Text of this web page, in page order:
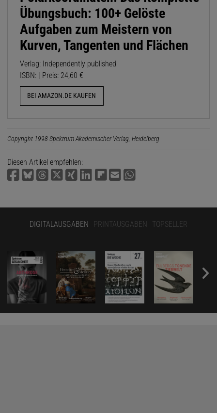
Übungsbuch: 100+ Gelöste
Aufgaben zum Meistern von
Kurven, Tangenten und Flächen
Verlag: Independently published
ISBN: | Preis: 24,60 €
BEI AMAZON.DE KAUFEN
Copyright 1998 Spektrum Akademischer Verlag, Heidelberg
Diesen Artikel empfehlen:
DIGITALAUSGABEN PRINTAUSGABEN TOPSELLER